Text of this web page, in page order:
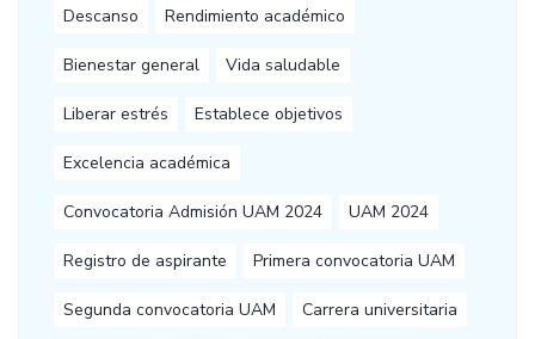
Descanso Rendimiento académico
Bienestar general Vida saludable
Liberar estrés Establece objetivos
Excelencia académica
Convocatoria Admisión UAM 2024 UAM 2024
Registro de aspirante Primera convocatoria UAM
Segunda convocatoria UAM Carrera universitaria